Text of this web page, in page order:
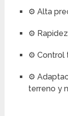
⚙️ Alta
⚙️
⚙️ Control
⚙️
terreno y